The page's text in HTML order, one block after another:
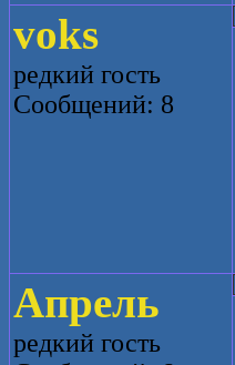
voks
редкий гость
Сообщений: 8
Апрель
редкий гость